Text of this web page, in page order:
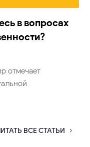
в вопросах
отмечает
ВСЕ СТАТЬИ